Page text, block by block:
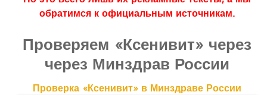
обратимся к официальным источникам.
Проверяем «Ксенивит» через
через Минздрав России
Проверка «Ксенивит» в Минздраве России